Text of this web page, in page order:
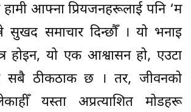
आफ्ना प्रियजनहरूलाई पनि ‘म
सुखद समाचार दिन्छौँ । यो भनाइ
होइन, यो एक आश्वासन हो, एउटा
सबै ठीकठाक छ । तर, जीवनको
यस्ता अप्रत्याशित मोडहरू